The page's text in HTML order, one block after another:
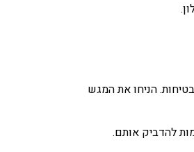
הניחו את המגש
להדביק אותם.